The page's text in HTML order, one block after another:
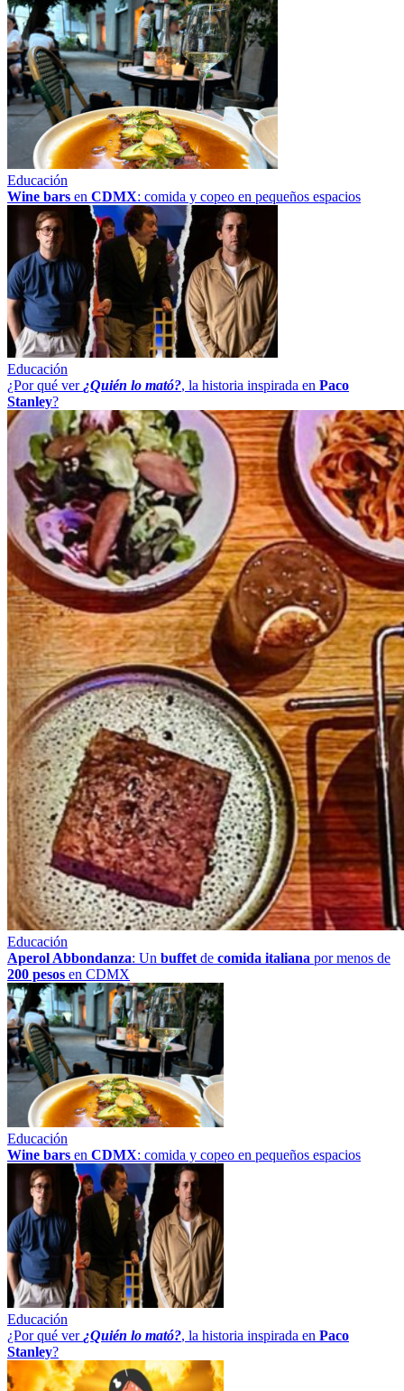
Educación
Wine bars en CDMX: comida y copeo en pequeños espacios
Educación
¿Por qué ver ¿Quién lo mató?, la historia inspirada en Paco
Stanley?
Educación
Aperol Abbondanza: Un buffet de comida italiana por menos de
200 pesos en CDMX
Educación
Wine bars en CDMX: comida y copeo en pequeños espacios
Educación
¿Por qué ver ¿Quién lo mató?, la historia inspirada en Paco
Stanley?